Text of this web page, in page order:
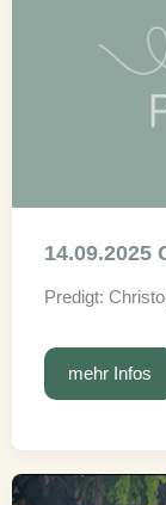
14.09.2025
Predigt:
14.09.2025
Strähle
mehr Infos